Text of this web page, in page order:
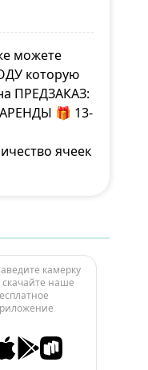
можете
которую
ПРЕДЗАКАЗ:
🎁 13-
ячеек
камерку
скачайте наше